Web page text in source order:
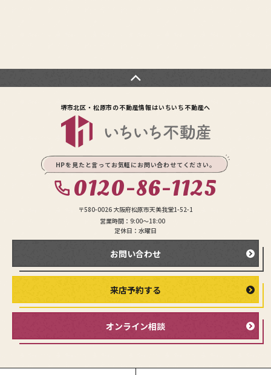
堺市北区・松原市の不動産情報はいちいち不動産へ
HPを見たと言ってお気軽にお問い合わせてください。
0120-86-1125
〒580-0026 大阪府松原市天美我堂1-52-1
営業時間：9:00〜18:00
定休日：水曜日
お問い合わせ
来店予約する
オンライン相談